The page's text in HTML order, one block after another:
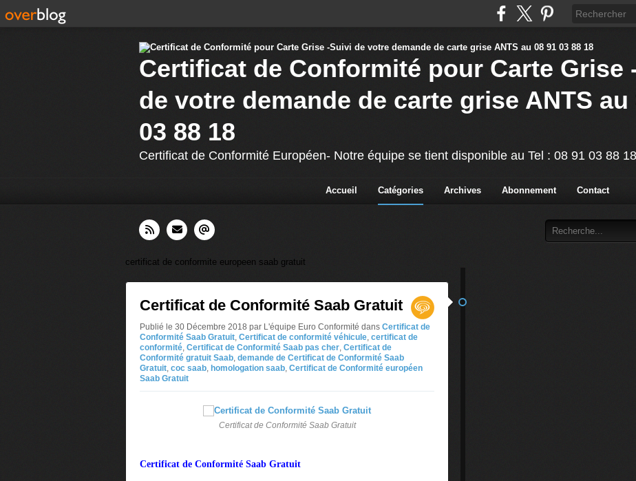
Certificat de Conformité pour Carte Grise
de votre demande de carte grise ANTS au
03 88 18
Certificat de Conformité Européen- Notre équipe se tient disponible au Tel : 08 91 03 88 18
Accueil Catégories Archives Abonnement Contact
certificat de conformite europeen saab gratuit
Certificat de Conformité Saab Gratuit
Publié le 30 Décembre 2018 par L'équipe Euro Conformité dans Certificat de
Conformité Saab Gratuit Certificat de conformité véhicule certificat de
conformité Certificat de Conformité Saab pas cher Certificat de
Conformité gratuit Saab demande de Certificat de Conformité Saab
Gratuit coc saab homologation saab Certificat de Conformité européen
Saab Gratuit
Certificat de Conformité Saab Gratuit
Certificat de Conformité Saab Gratuit